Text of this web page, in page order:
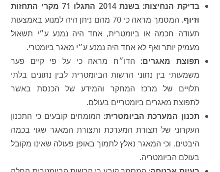
בדיקת הנחיצות: בשנת 2014 התגלו 71 מקרי התחזות
וזיוף.
המסמך מראה כי 70 מהם ניתן היה למנוע באמצעות
תעודה חכמה או ביומטרית, אחד היה נמנע ע״י תשאול
מעמיק יותר ואף לא אחד היה נמנע ע״י מאגר ביומטרי.
תפוצת מאגרים: הדו״ח מראה כי על פי קיים פער
משמעותי בין נתוני הרשות הביומטרית לבין נתונים בלתי
תלויים של מרכז המחקר והמידע של הכנסת באשר
לתפוצת מאגרים ביומטריים בעולם.
תכנון המערכת הביומטרית: המומחים קובעים כי התכנון
העקרוני של תצורת המערכת ותצורת המאגר שגוי בכמה
היבטים, וכי המאגר נאלץ לתמוך באופן פעולה שאינו מקובל
בעולם הביומטריה.